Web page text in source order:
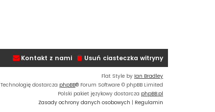
Usuń ciasteczka witryny
Kontakt z nami
Flat Style by Ian Bradley
Technologię dostarcza phpBB® Forum Software © phpBB Limited
Polski pakiet językowy dostarcza phpBB.pl
Zasady ochrony danych osobowych | Regulamin